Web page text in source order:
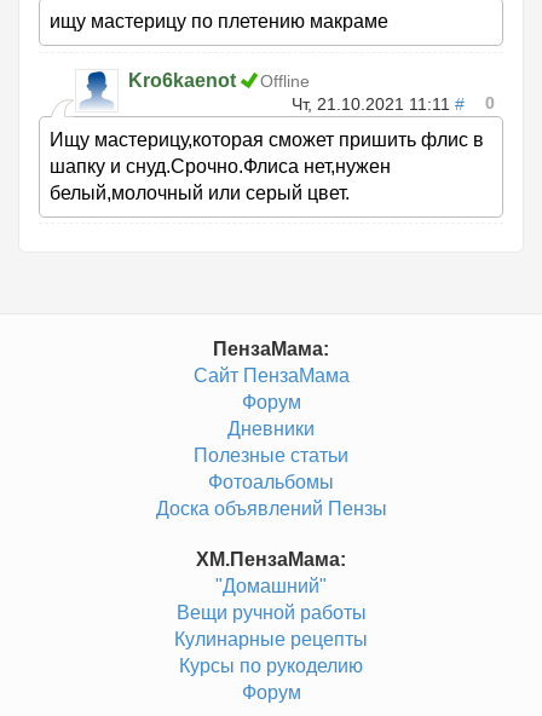
ищу мастерицу по плетению макраме
Kro6kaenot
Offline
Чт, 21.10.2021 11:11 # 0
Ищу мастерицу,которая сможет пришить флис в
шапку и снуд.Срочно.Флиса нет,нужен
белый,молочный или серый цвет.
ПензаМама:
Сайт ПензаМама
Форум
Дневники
Полезные статьи
Фотоальбомы
Доска объявлений Пензы
ХМ.ПензаМама:
"Домашний"
Вещи ручной работы
Кулинарные рецепты
Курсы по рукоделию
Форум